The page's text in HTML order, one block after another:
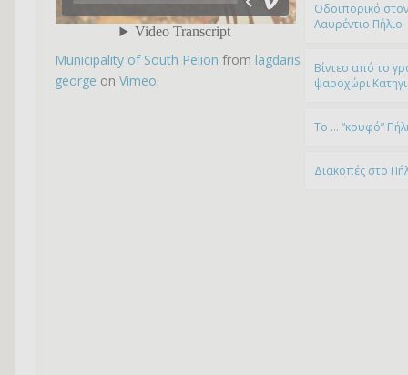
Municipality of South Pelion from lagdaris
george on Vimeo.
Οδοιπορικό
Λαυρέντιο Πήλιο
Βίντεο από το
ψαροχώρι
To … “κρυφό”
Διακοπές στο